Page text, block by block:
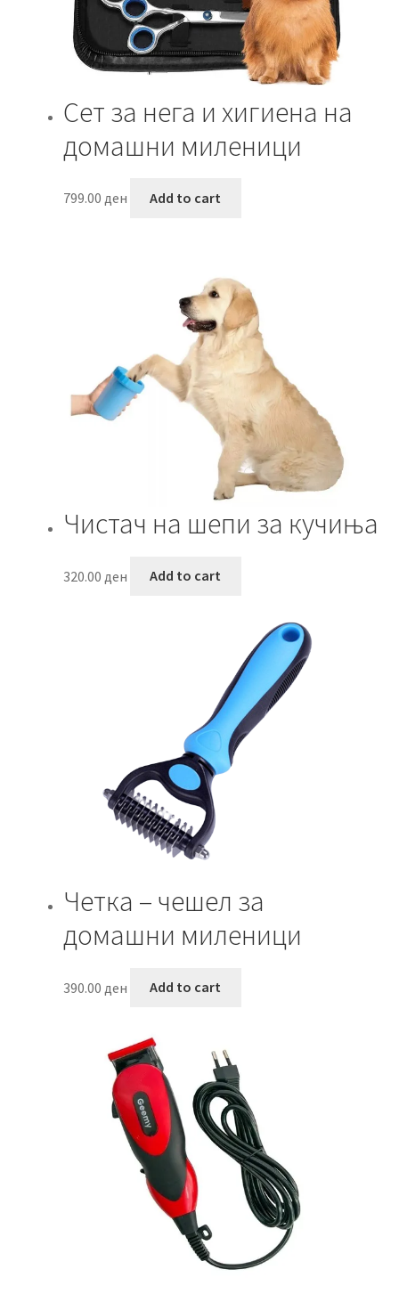
Сет за нега и хигиена на
домашни миленици
799.00 ден Add to cart
Чистач на шепи за кучиња
320.00 ден Add to cart
Четка – чешел за
домашни миленици
390.00 ден Add to cart